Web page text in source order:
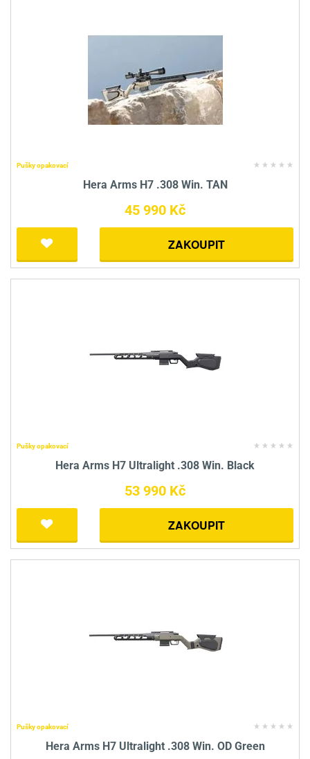
Pušky opakovací
Hera Arms H7 .308 Win. TAN
45 990 Kč
ZAKOUPIT
Pušky opakovací
Hera Arms H7 Ultralight .308 Win. Black
53 990 Kč
ZAKOUPIT
Pušky opakovací
Hera Arms H7 Ultralight .308 Win. OD Green